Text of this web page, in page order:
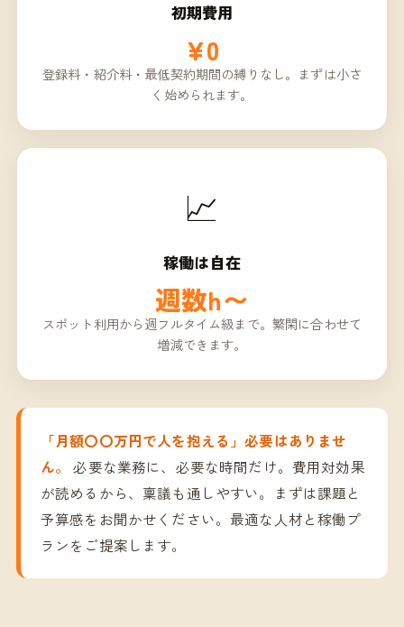
初期費用
¥0
登録料・紹介料・最低契約期間の縛りなし。まずは小さ
く始められます。
📈
稼働は自在
週数h〜
スポット利用から週フルタイム級まで。繁閑に合わせて
増減できます。
「月額〇〇万円で人を抱える」必要はありませ
ん。
必要な業務に、必要な時間だけ。費用対効果
が読めるから、稟議も通しやすい。まずは課題と
予算感をお聞かせください。最適な人材と稼働プ
ランをご提案します。